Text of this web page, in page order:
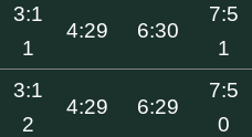
3:1
1
4:29 6:30
7:5
1
3:1
2
4:29 6:29
7:5
0